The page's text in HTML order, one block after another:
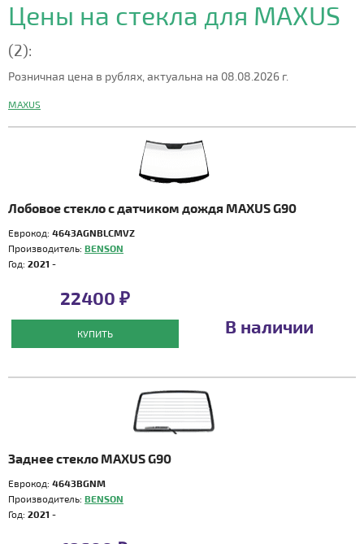
Цены на стекла для MAXUS
(2):
Розничная цена в рублях, актуальна на 08.08.2026 г.
MAXUS
Лобовое стекло с датчиком дождя MAXUS G90
Еврокод: 4643AGNBLCMVZ
Производитель: BENSON
Год: 2021 -
22400 ₽
КУПИТЬ В наличии
Заднее стекло MAXUS G90
Еврокод: 4643BGNM
Производитель: BENSON
Год: 2021 -